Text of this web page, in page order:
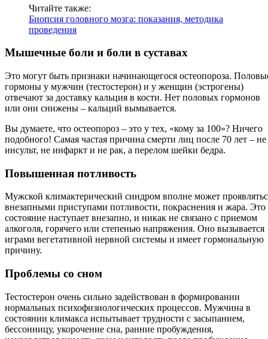
Читайте также:
Биопсия головного мозга: показания, методика
проведения
Мышечные боли и боли в суставах
Это могут быть признаки начинающегося остеопороза.
гормоны у мужчин (тестостерон) и у женщин (эстрогены)
отвечают за доставку кальция в кости. Нет половых гормонов
или они снижены – кальций вымывается.
Вы думаете, что остеопороз – это у тех, «кому за 100»? Ничего
подобного! Самая частая причина смерти лиц после 70 лет – не
инсульт, не инфаркт и не рак, а перелом шейки бедра.
Повышенная потливость
Мужской климактерический синдром вполне может
внезапными приступами потливости, покраснения и жара. Это
состояние наступает внезапно, и никак не связано с приемом
алкоголя, горячего или степенью напряжения. Оно вызывается
играми вегетативной нервной системы и имеет гормональную
причину.
Проблемы со сном
Тестостерон очень сильно задействован в формировании
нормальных психофизиологических процессов. Мужчина в
состоянии климакса испытывает трудности с засыпанием,
бессонницу, укорочение сна, ранние пробуждения,